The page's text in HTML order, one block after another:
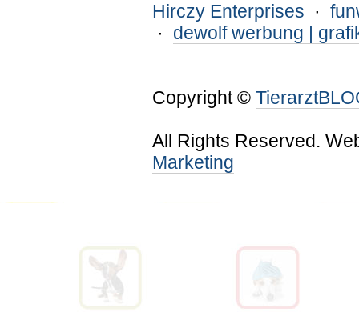
Hirczy Enterprises ·
· dewolf werbung |
Copyright ©
All Rights Reserved.
Marketing